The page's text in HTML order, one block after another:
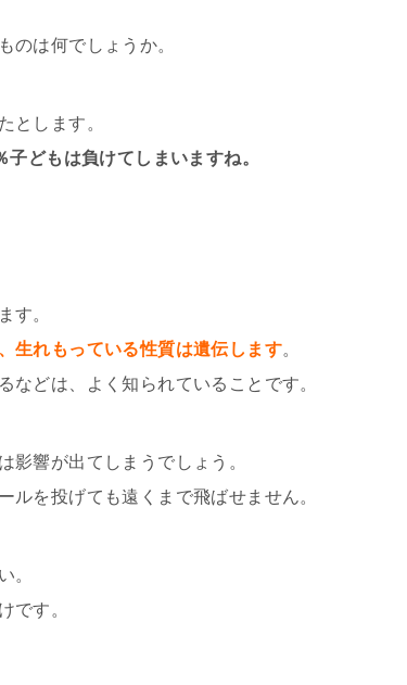
のは何でしょうか。
とします。
どもは負けてしまいますね。
す。
生れもっている性質は遺伝します。
などは、よく知られていることです。
影響が出てしまうでしょう。
を投げても遠くまで飛ばせません。
。
です。